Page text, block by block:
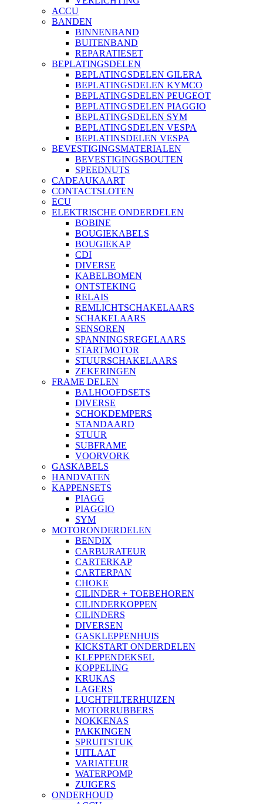
ACCU
BANDEN
BINNENBAND
BUITENBAND
REPARATIESET
BEPLATINGSDELEN
BEPLATINGSDELEN GILERA
BEPLATINGSDELEN KYMCO
BEPLATINGSDELEN PEUGEOT
BEPLATINGSDELEN PIAGGIO
BEPLATINGSDELEN SYM
BEPLATINGSDELEN VESPA
BEPLATINSDELEN VESPA
BEVESTIGINGSMATERIALEN
BEVESTIGINGSBOUTEN
SPEEDNUTS
CADEAUKAART
CONTACTSLOTEN
ECU
ELEKTRISCHE ONDERDELEN
BOBINE
BOUGIEKABELS
BOUGIEKAP
CDI
DIVERSE
KABELBOMEN
ONTSTEKING
RELAIS
REMLICHTSCHAKELAARS
SCHAKELAARS
SENSOREN
SPANNINGSREGELAARS
STARTMOTOR
STUURSCHAKELAARS
ZEKERINGEN
FRAME DELEN
BALHOOFDSETS
DIVERSE
SCHOKDEMPERS
STANDAARD
STUUR
SUBFRAME
VOORVORK
GASKABELS
HANDVATEN
KAPPENSETS
PIAGG
PIAGGIO
SYM
MOTORONDERDELEN
BENDIX
CARBURATEUR
CARTERKAP
CARTERPAN
CHOKE
CILINDER + TOEBEHOREN
CILINDERKOPPEN
CILINDERS
DIVERSEN
GASKLEPPENHUIS
KICKSTART ONDERDELEN
KLEPPENDEKSEL
KOPPELING
KRUKAS
LAGERS
LUCHTFILTERHUIZEN
MOTORRUBBERS
NOKKENAS
PAKKINGEN
SPRUITSTUK
UITLAAT
VARIATEUR
WATERPOMP
ZUIGERS
ONDERHOUD